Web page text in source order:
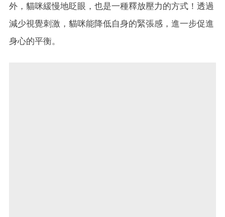
外，貓咪緩慢地眨眼，也是一種釋放壓力的方式！透過
減少視覺刺激，貓咪能降低自身的緊張感，進一步促進
身心的平衡。